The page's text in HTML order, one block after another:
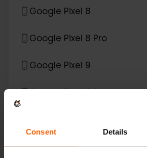
Consent Details
Google Pixel 8
Google Pixel 8 Pro
Google Pixel 9
Google Pixel 9 Pro
Google Pixel 9 Pro Fold
Google Pixel 9 Pro XL